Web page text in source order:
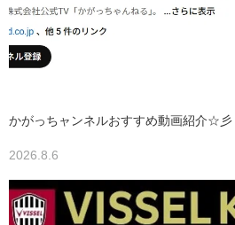
かがっちャンネルおすすめ動画紹介☆彡
2026.8.6